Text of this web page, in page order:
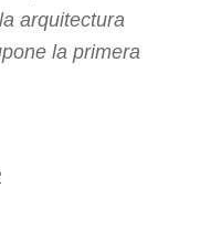
arquitectura
la primera